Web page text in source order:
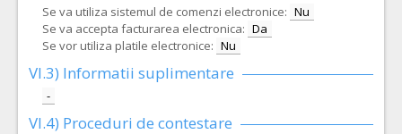
Se va utiliza sistemul de comenzi electronice: Nu
Se va accepta facturarea electronica: Da
Se vor utiliza platile electronice: Nu
VI.3) Informatii suplimentare
-
VI.4) Proceduri de contestare